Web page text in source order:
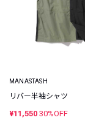
MANASTASH
リバー半袖シャツ
¥11,550 30%OFF